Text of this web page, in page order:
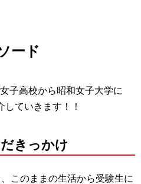
ード
子高校から昭和女子大学に
ていきます！！
きっかけ
このままの生活から受験生に